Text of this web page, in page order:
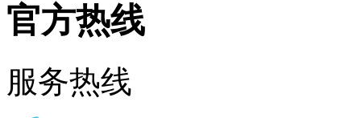
官方热线
服务热线